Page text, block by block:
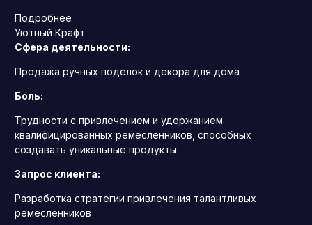
Подробнее
Уютный Крафт
Сфера деятельности:
Продажа ручных поделок и декора для дома
Боль:
Трудности с привлечением и удержанием
квалифицированных ремесленников, способных
создавать уникальные продукты
Запрос клиента:
Разработка стратегии привлечения талантливых
ремесленников